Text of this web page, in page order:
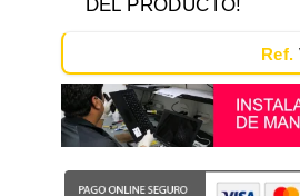
DEL PRODUCTO!
Ref.